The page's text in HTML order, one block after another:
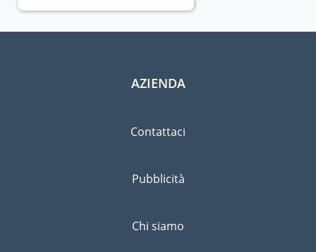
AZIENDA
Contattaci
Pubblicità
Chi siamo